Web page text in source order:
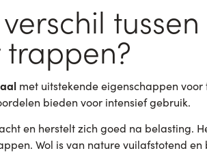
met uitstekende eigenschappen
bieden voor intensief gebruik.
en herstelt zich goed na belasting.
Wol is van nature vuilafstotend